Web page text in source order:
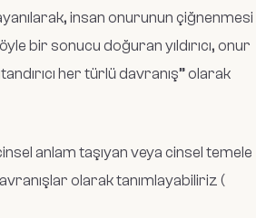
insan onurunun çiğnenmesi
bir sonucu doğuran yıldırıcı, onur
her türlü davranış” olarak
anlam taşıyan veya cinsel temele
olarak tanımlayabiliriz (